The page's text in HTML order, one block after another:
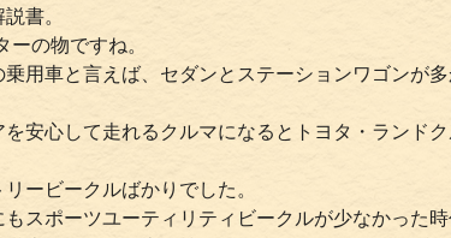
書。
の物ですね。
用車と言えば、セダンとステーションワゴンが
安心して走れるクルマになるとトヨタ・ランド
ービークルばかりでした。
スポーツユーティリティビークルが少なかった時